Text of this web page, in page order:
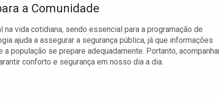
a Comunidade
vida cotidiana, sendo essencial para a programação de
ajuda a assegurar a segurança pública, já que informações
população se prepare adequadamente. Portanto,
conforto e segurança em nosso dia a dia.